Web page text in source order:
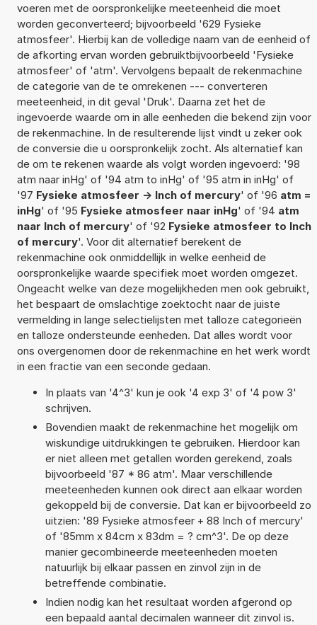
voeren met de oorspronkelijke meeteenheid die moet
worden geconverteerd; bijvoorbeeld '629 Fysieke
atmosfeer'. Hierbij kan de volledige naam van de eenheid of
de afkorting ervan worden gebruiktbijvoorbeeld 'Fysieke
atmosfeer' of 'atm'. Vervolgens bepaalt de rekenmachine
de categorie van de te omrekenen --- converteren
meeteenheid, in dit geval 'Druk'. Daarna zet het de
ingevoerde waarde om in alle eenheden die bekend zijn voor
de rekenmachine. In de resulterende lijst vindt u zeker ook
de conversie die u oorspronkelijk zocht. Als alternatief kan
de om te rekenen waarde als volgt worden ingevoerd: '98
atm naar inHg' of '94 atm to inHg' of '95 atm in inHg' of
'97 Fysieke atmosfeer -> Inch of mercury' of '96 atm =
inHg' of '95 Fysieke atmosfeer naar inHg' of '94 atm
naar Inch of mercury' of '92 Fysieke atmosfeer to Inch
of mercury'. Voor dit alternatief berekent de
rekenmachine ook onmiddellijk in welke eenheid de
oorspronkelijke waarde specifiek moet worden omgezet.
Ongeacht welke van deze mogelijkheden men ook gebruikt,
het bespaart de omslachtige zoektocht naar de juiste
vermelding in lange selectielijsten met talloze categorieën
en talloze ondersteunde eenheden. Dat alles wordt voor
ons overgenomen door de rekenmachine en het werk wordt
in een fractie van een seconde gedaan.
In plaats van '4^3' kun je ook '4 exp 3' of '4 pow 3'
schrijven.
Bovendien maakt de rekenmachine het mogelijk om
wiskundige uitdrukkingen te gebruiken. Hierdoor kan
er niet alleen met getallen worden gerekend, zoals
bijvoorbeeld '87 * 86 atm'. Maar verschillende
meeteenheden kunnen ook direct aan elkaar worden
gekoppeld bij de conversie. Dat kan er bijvoorbeeld zo
uitzien: '89 Fysieke atmosfeer + 88 Inch of mercury'
of '85mm x 84cm x 83dm = ? cm^3'. De op deze
manier gecombineerde meeteenheden moeten
natuurlijk bij elkaar passen en zinvol zijn in de
betreffende combinatie.
Indien nodig kan het resultaat worden afgerond op
een bepaald aantal decimalen wanneer dit zinvol is.